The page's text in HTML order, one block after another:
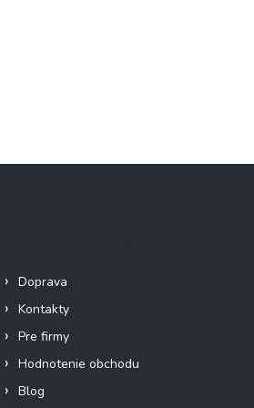
Doprava
Kontakty
Pre firmy
Hodnotenie obchodu
Blog